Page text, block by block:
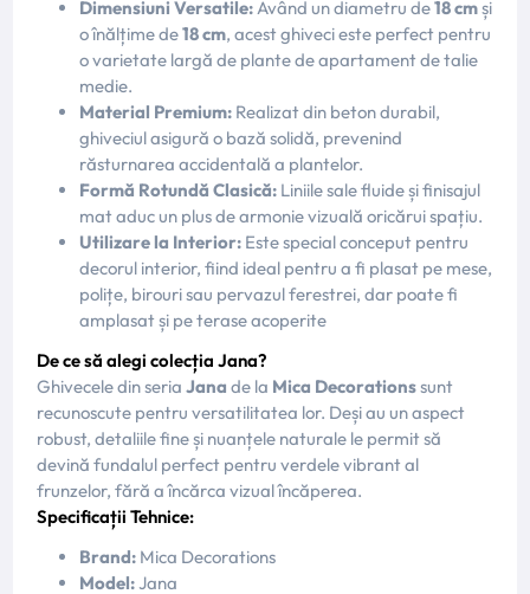
Dimensiuni Versatile: Având un diametru de18 cmși
o înălțime de18 cm, acest ghiveci este perfect pentru
o varietate largă de plante de apartament de talie
medie.
Material Premium: Realizat din beton durabil,
ghiveciul asigură o bază solidă, prevenind
răsturnarea accidentală a plantelor.
Formă Rotundă Clasică: Liniile sale fluide și finisajul
mat aduc un plus de armonie vizuală oricărui spațiu.
Utilizare la Interior: Este special conceput pentru
decorul interior, fiind ideal pentru a fi plasat pe mese,
polițe, birouri sau pervazul ferestrei, dar poate fi
amplasat și pe terase acoperite
De ce să alegi colecția Jana?
Ghivecele din seriaJana de la Mica Decorationssunt
recunoscute pentru versatilitatea lor. Deși au un aspect
robust, detaliile fine și nuanțele naturale le permit să
devină fundalul perfect pentru verdele vibrant al
frunzelor, fără a încărca vizual încăperea.
Specificații Tehnice:
Brand: Mica Decorations
Model:Jana